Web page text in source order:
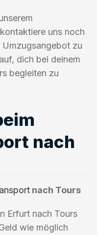
uns noch
Umzugsangebot zu
dich bei deinem
begleiten zu
nach
nach Tours
Erfurt nach Tours
wie möglich